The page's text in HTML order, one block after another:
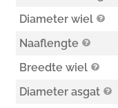
Diameter wiel
Naaflengte
Breedte wiel
Diameter asgat